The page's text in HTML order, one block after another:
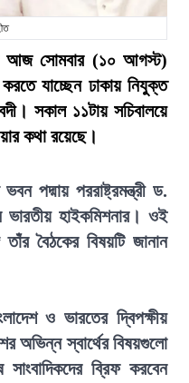
আজ সোমবার (১০ আগস্ট)
যাচ্ছেন ঢাকায় নিযুক্ত
সকাল ১১টায় সচিবালয়ে
কথা রয়েছে।
পদ্মায় পররাষ্ট্রমন্ত্রী ড.
ভারতীয় হাইকমিশনার। ওই
তাঁর বৈঠকের বিষয়টি জানান
ও ভারতের দ্বিপক্ষীয়
অভিন্ন স্বার্থের বিষয়গুলো
ব্রিফ করবেন